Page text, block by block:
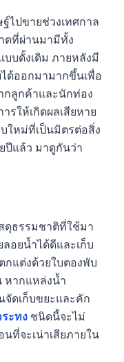
ไปขายช่วงเทศกาล
ดที่ผ่านมามีทั้ง
บดั้งเดิม ภายหลังมี
ด้ออกมามากขึ้นเพื่อ
กลูกค้าและนักท่อง
รให้เกิดผลเสียหาย
ใหม่ที่เป็นมิตรต่อสิ่ง
ปีแล้ว มาดูกันว่า
ดุธรรมชาติที่ใช้มา
อยน้ำได้ดีและเก็บ
กแต่งด้วยใบตองพับ
หากแหล่งน้ำ
ดเก็บขยะและคัก
ะทง ชนิดนี้จะไม่
นที่จะเน่าเสียภายใน